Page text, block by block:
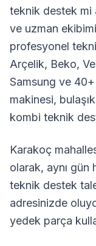
teknik destek mi
ve uzman
profesyonel
Arçelik, Beko,
Samsung ve
makinesi,
kombi teknik
Karakoç
olarak, aynı
teknik destek
adresinizde
yedek parça